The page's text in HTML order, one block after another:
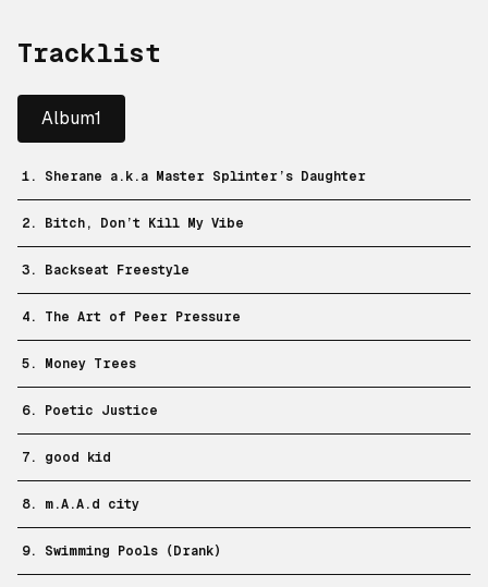
Tracklist
Album1
1. Sherane a.k.a Master Splinter’s Daughter
2. Bitch, Don’t Kill My Vibe
3. Backseat Freestyle
4. The Art of Peer Pressure
5. Money Trees
6. Poetic Justice
7. good kid
8. m.A.A.d city
9. Swimming Pools (Drank)